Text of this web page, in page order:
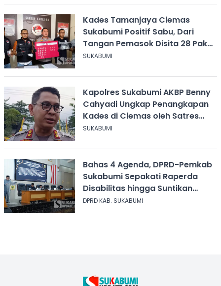
Kades Tamanjaya Ciemas
Sukabumi Positif Sabu, Dari
Tangan Pemasok Disita 28 Paket
Narkoba
SUKABUMI
Kapolres Sukabumi AKBP Benny
Cahyadi Ungkap Penangkapan
Kades di Ciemas oleh Satres
Narkoba
SUKABUMI
Bahas 4 Agenda, DPRD-Pemkab
Sukabumi Sepakati Raperda
Disabilitas hingga Suntikan
Modal Perum Pesona Wisata
DPRD KAB. SUKABUMI